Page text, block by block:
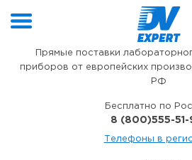
Прямые поставки
приборов от европейских
РФ
Бесплатно по
8 (800)555-51-
Телефоны в